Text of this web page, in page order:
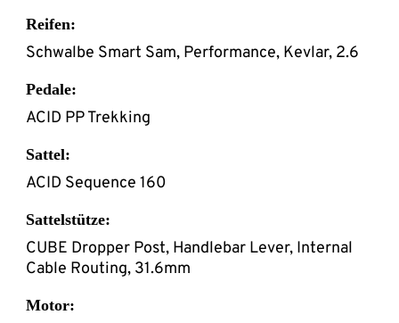
Reifen:
Schwalbe Smart Sam, Performance, Kevlar, 2.6
Pedale:
ACID PP Trekking
Sattel:
ACID Sequence 160
Sattelstütze:
CUBE Dropper Post, Handlebar Lever, Internal
Cable Routing, 31.6mm
Motor: